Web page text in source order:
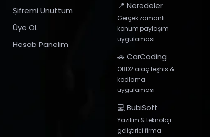
Şifremi Unuttum
Üye OL
Hesab Panelim
📍 Neredeler
Gerçek zamanlı
konum paylaşım
uygulaması
🚗 CarCoding
OBD2 araç teşhis &
kodlama
uygulaması
💻 BubiSoft
Yazılım & teknoloji
geliştirici firma